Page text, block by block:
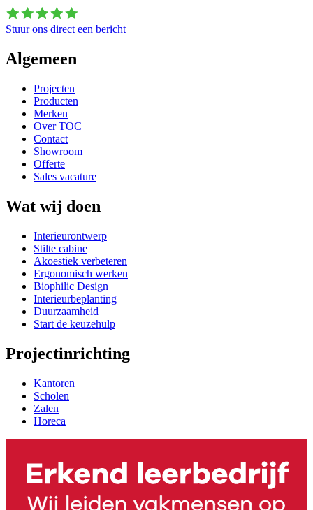
Stuur ons direct een bericht
Algemeen
Projecten
Producten
Merken
Over TOC
Contact
Showroom
Offerte
Sales vacature
Wat wij doen
Interieurontwerp
Stilte cabine
Akoestiek verbeteren
Ergonomisch werken
Biophilic Design
Interieurbeplanting
Duurzaamheid
Start de keuzehulp
Projectinrichting
Kantoren
Scholen
Zalen
Horeca